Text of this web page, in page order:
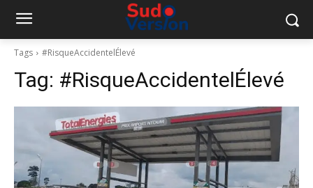
Tags #RisqueAccidentelÉlevé
Tag: #RisqueAccidentelÉlevé